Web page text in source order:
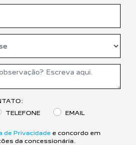
TELEFONE EMAIL
de Privacidade e concordo em
da concessionária.